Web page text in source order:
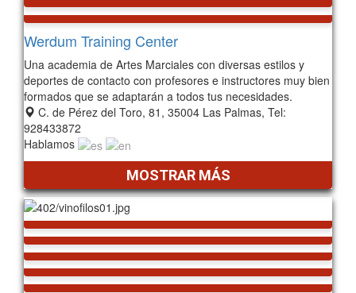
Werdum Training Center
Una academia de Artes Marciales con diversas estilos y
deportes de contacto con profesores e instructores muy bien
formados que se adaptarán a todos tus necesidades.
C. de Pérez del Toro, 81, 35004 Las Palmas, Tel:
928433872
Hablamos
MOSTRAR MÁS